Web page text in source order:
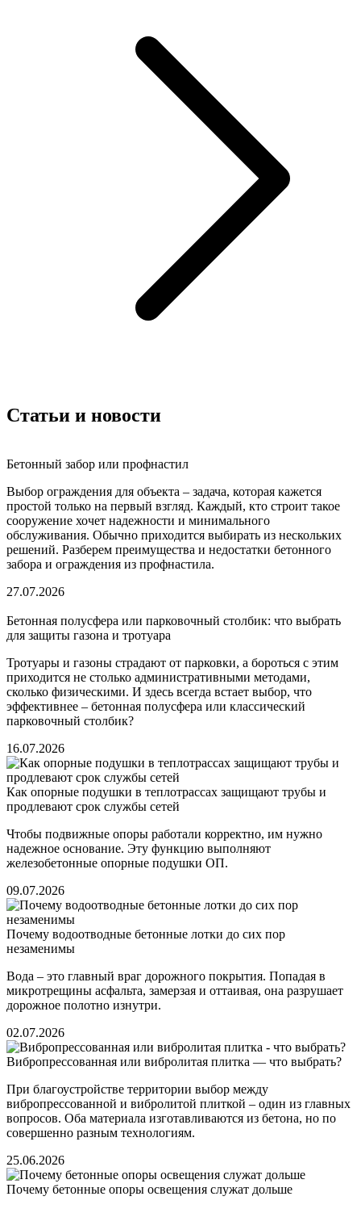
Статьи и новости
Бетонный забор или профнастил
Выбор ограждения для объекта – задача, которая кажется
простой только на первый взгляд. Каждый, кто строит такое
сооружение хочет надежности и минимального
обслуживания. Обычно приходится выбирать из нескольких
решений. Разберем преимущества и недостатки бетонного
забора и ограждения из профнастила.
27.07.2026
Бетонная полусфера или парковочный столбик: что выбрать
для защиты газона и тротуара
Тротуары и газоны страдают от парковки, а бороться с этим
приходится не столько административными методами,
сколько физическими. И здесь всегда встает выбор, что
эффективнее – бетонная полусфера или классический
парковочный столбик?
16.07.2026
Как опорные подушки в теплотрассах защищают трубы и
продлевают срок службы сетей
Чтобы подвижные опоры работали корректно, им нужно
надежное основание. Эту функцию выполняют
железобетонные опорные подушки ОП.
09.07.2026
Почему водоотводные бетонные лотки до сих пор
незаменимы
Вода – это главный враг дорожного покрытия. Попадая в
микротрещины асфальта, замерзая и оттаивая, она разрушает
дорожное полотно изнутри.
02.07.2026
Вибропрессованная или вибролитая плитка — что выбрать?
При благоустройстве территории выбор между
вибропрессованной и вибролитой плиткой – один из главных
вопросов. Оба материала изготавливаются из бетона, но по
совершенно разным технологиям.
25.06.2026
Почему бетонные опоры освещения служат дольше